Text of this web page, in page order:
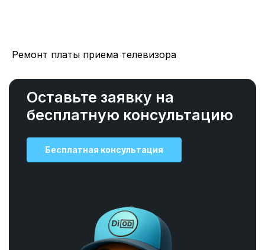
Ремонт платы приема телевизора
Оставьте заявку на
бесплатную консультацию
Бесплатная консультация